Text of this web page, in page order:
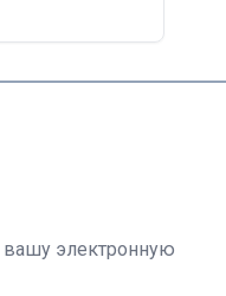
вашу электронную